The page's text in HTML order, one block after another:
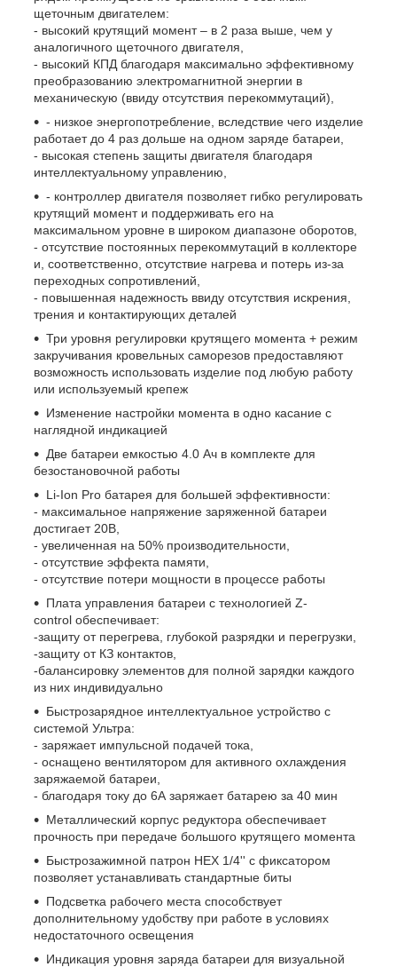
щеточным двигателем:
- высокий крутящий момент – в 2 раза выше, чем у
аналогичного щеточного двигателя,
- высокий КПД благодаря максимально эффективному
преобразованию электромагнитной энергии в
механическую (ввиду отсутствия перекоммутаций),
- низкое энергопотребление, вследствие чего изделие
работает до 4 раз дольше на одном заряде батареи,
- высокая степень защиты двигателя благодаря
интеллектуальному управлению,
- контроллер двигателя позволяет гибко регулировать
крутящий момент и поддерживать его на
максимальном уровне в широком диапазоне оборотов,
- отсутствие постоянных перекоммутаций в коллекторе
и, соответственно, отсутствие нагрева и потерь из-за
переходных сопротивлений,
- повышенная надежность ввиду отсутствия искрения,
трения и контактирующих деталей
Три уровня регулировки крутящего момента + режим
закручивания кровельных саморезов предоставляют
возможность использовать изделие под любую работу
или используемый крепеж
Изменение настройки момента в одно касание с
наглядной индикацией
Две батареи емкостью 4.0 Ач в комплекте для
безостановочной работы
Li-Ion Pro батарея для большей эффективности:
- максимальное напряжение заряженной батареи
достигает 20В,
- увеличенная на 50% производительности,
- отсутствие эффекта памяти,
- отсутствие потери мощности в процессе работы
Плата управления батареи с технологией Z-
control обеспечивает:
-защиту от перегрева, глубокой разрядки и перегрузки,
-защиту от КЗ контактов,
-балансировку элементов для полной зарядки каждого
из них индивидуально
Быстрозарядное интеллектуальное устройство с
системой Ультра:
- заряжает импульсной подачей тока,
- оснащено вентилятором для активного охлаждения
заряжаемой батареи,
- благодаря току до 6А заряжает батарею за 40 мин
Металлический корпус редуктора обеспечивает
прочность при передаче большого крутящего момента
Быстрозажимной патрон HEX 1/4'' с фиксатором
позволяет устанавливать стандартные биты
Подсветка рабочего места способствует
дополнительному удобству при работе в условиях
недостаточного освещения
Индикация уровня заряда батареи для визуальной